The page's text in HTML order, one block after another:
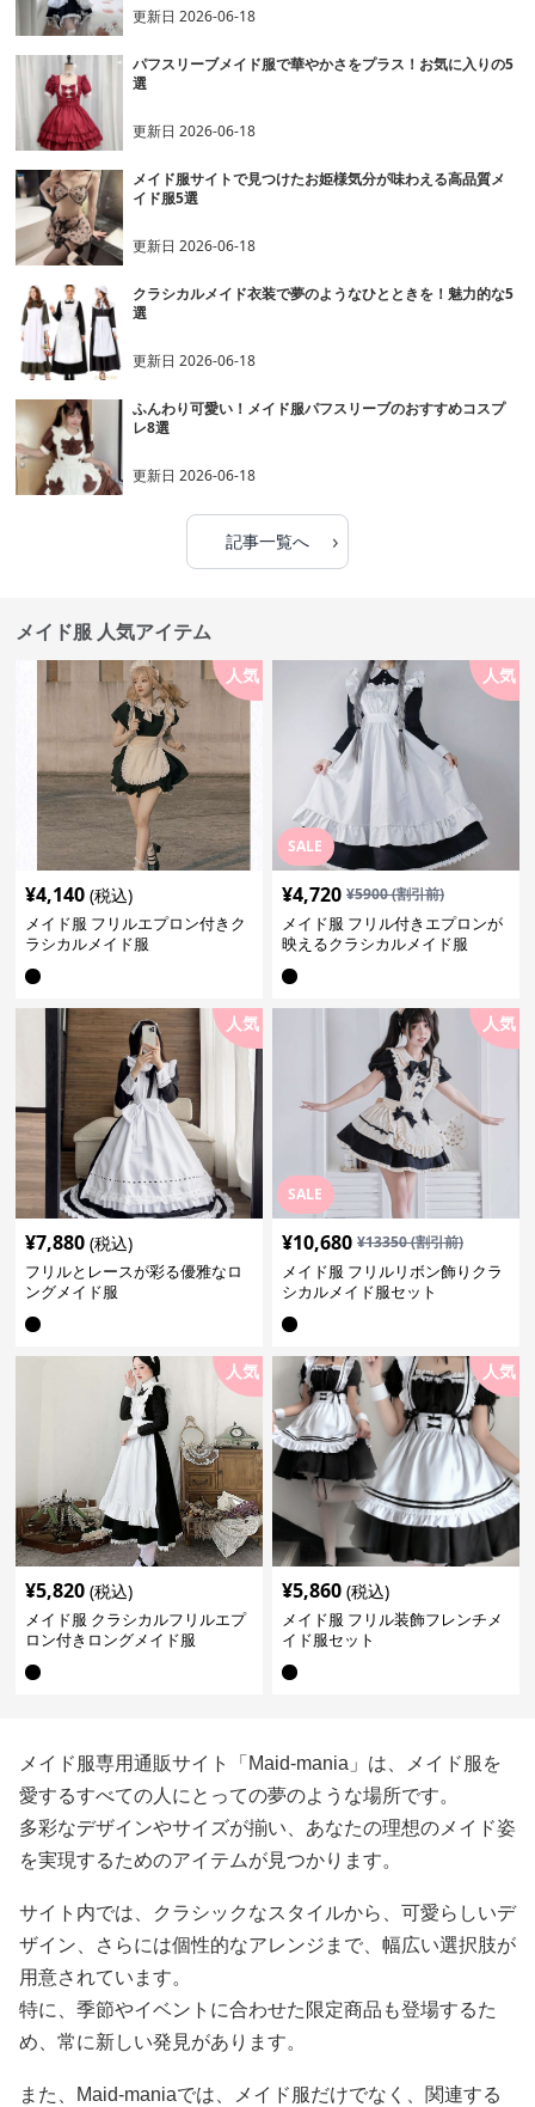
更新日2026-06-18
パフスリーブメイド服で華やかさをプラス！お気に入りの5
選
更新日2026-06-18
メイド服サイトで見つけたお姫様気分が味わえる高品質メ
イド服5選
更新日2026-06-18
クラシカルメイド衣装で夢のようなひとときを！魅力的な5
選
更新日2026-06-18
ふんわり可愛い！メイド服パフスリーブのおすすめコスプ
レ8選
更新日2026-06-18
記事一覧へ ›
メイド服 人気アイテム
人気
¥4,140 (税込)
メイド服 フリルエプロン付きク
ラシカルメイド服
SALE
人気
¥4,720 ¥5900(割引前)
メイド服 フリル付きエプロンが
映えるクラシカルメイド服
人気
¥7,880 (税込)
フリルとレースが彩る優雅なロ
ングメイド服
SALE
人気
¥10,680 ¥13350(割引前)
メイド服 フリルリボン飾りクラ
シカルメイド服セット
人気
¥5,820 (税込)
メイド服 クラシカルフリルエプ
ロン付きロングメイド服
人気
¥5,860 (税込)
メイド服 フリル装飾フレンチメ
イド服セット
メイド服専用通販サイト「Maid-mania」は、メイド服を
愛するすべての人にとっての夢のような場所です。
多彩なデザインやサイズが揃い、あなたの理想のメイド姿
を実現するためのアイテムが見つかります。
サイト内では、クラシックなスタイルから、可愛らしいデ
ザイン、さらには個性的なアレンジまで、幅広い選択肢が
用意されています。
特に、季節やイベントに合わせた限定商品も登場するた
め、常に新しい発見があります。
また、Maid-maniaでは、メイド服だけでなく、関連する